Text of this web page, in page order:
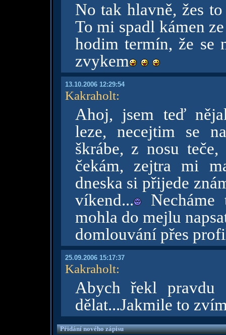
No tak hlavně, žes
To mi spadl kámen
hodim termín, že se
zvykem
13.10.2006 12:29:54
Kakraholt:
Ahoj, jsem teď
leze, necejtim se
škrábe, z nosu
čekám, zejtra mi
dneska si přijede
víkend... Necháme
mohla do mejlu
domlouvání přes
25.09.2006 15:17:37
Kakraholt:
Abych řekl pravdu
dělat...Jakmile to
Přidání nového zápisu